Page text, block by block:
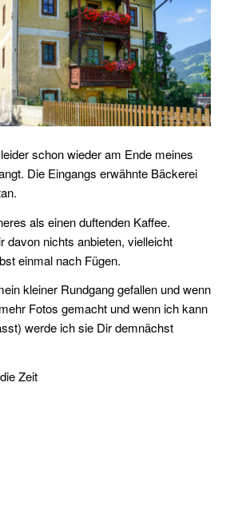
schon wieder am Ende meines
Die Eingangs erwähnte Bäckerei
als einen duftenden Kaffee.
davon nichts anbieten, vielleicht
einmal nach Fügen.
kleiner Rundgang gefallen und wenn
Fotos gemacht und wenn ich kann
werde ich sie Dir demnächst
Zeit